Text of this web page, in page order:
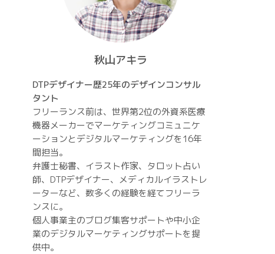
秋山アキラ
DTPデザイナー歴25年のデザインコンサル
タント
フリーランス前は、世界第2位の外資系医療
機器メーカーでマーケティングコミュニケ
ーションとデジタルマーケティングを16年
間担当。
弁護士秘書、イラスト作家、タロット占い
師、DTPデザイナー、メディカルイラストレ
ーターなど、数多くの経験を経てフリーラ
ンスに。
個人事業主のブログ集客サポートや中小企
業のデジタルマーケティングサポートを提
供中。